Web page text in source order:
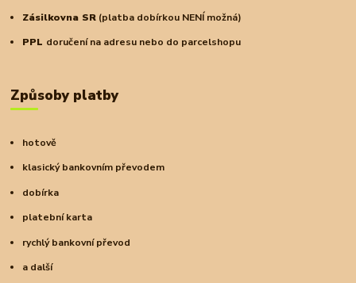
Zásilkovna SR (platba dobírkou NENÍ možná)
PPL doručení na adresu nebo do parcelshopu
Způsoby platby
hotově
klasický bankovním převodem
dobírka
platební karta
rychlý bankovní převod
a další